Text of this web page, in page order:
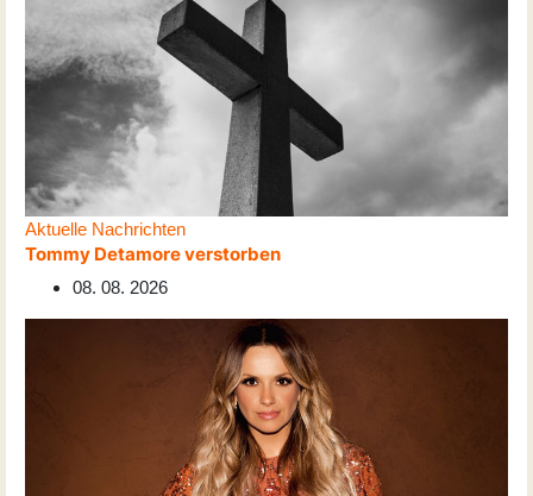
Aktuelle Nachrichten
Tommy Detamore verstorben
08. 08. 2026